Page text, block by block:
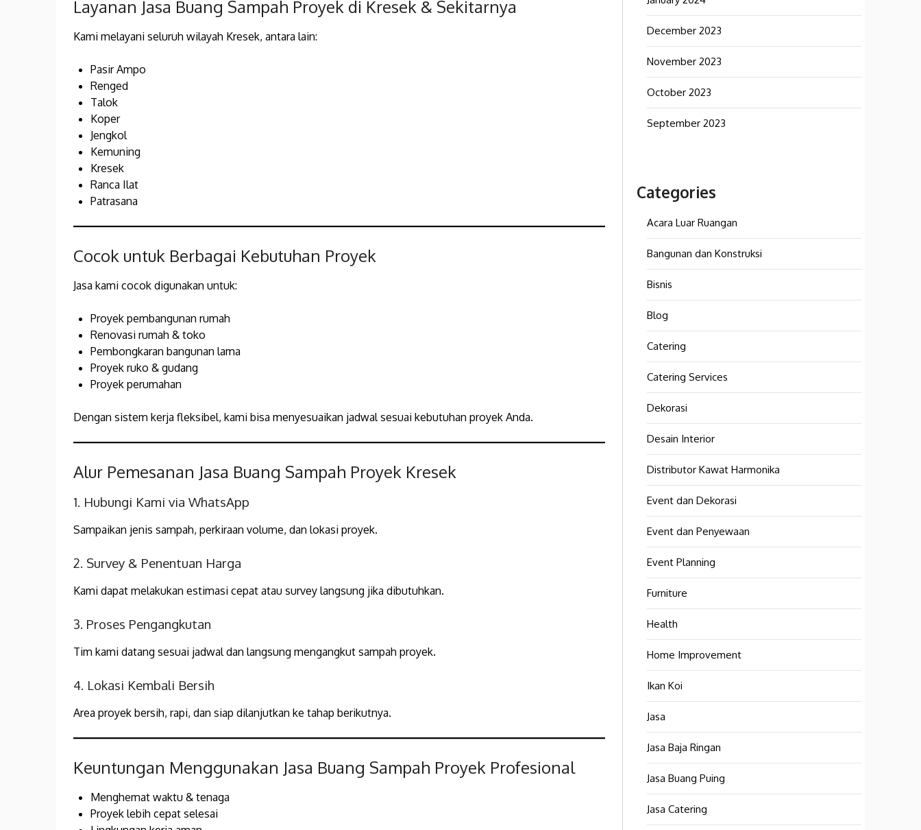
Layanan Jasa Buang Sampah Proyek di Kresek & Sekitarnya
Kami melayani seluruh wilayah Kresek, antara lain:
Pasir Ampo
Renged
Talok
Koper
Jengkol
Kemuning
Kresek
Ranca Ilat
Patrasana
Cocok untuk Berbagai Kebutuhan Proyek
Jasa kami cocok digunakan untuk:
Proyek pembangunan rumah
Renovasi rumah & toko
Pembongkaran bangunan lama
Proyek ruko & gudang
Proyek perumahan
Dengan sistem kerja fleksibel, kami bisa menyesuaikan jadwal sesuai kebutuhan proyek Anda.
Alur Pemesanan Jasa Buang Sampah Proyek Kresek
1. Hubungi Kami via WhatsApp
Sampaikan jenis sampah, perkiraan volume, dan lokasi proyek.
2. Survey & Penentuan Harga
Kami dapat melakukan estimasi cepat atau survey langsung jika dibutuhkan.
3. Proses Pengangkutan
Tim kami datang sesuai jadwal dan langsung mengangkut sampah proyek.
4. Lokasi Kembali Bersih
Area proyek bersih, rapi, dan siap dilanjutkan ke tahap berikutnya.
Keuntungan Menggunakan Jasa Buang Sampah Proyek Profesional
Menghemat waktu & tenaga
Proyek lebih cepat selesai
December 2023
November 2023
October 2023
September 2023
Categories
Acara Luar Ruangan
Bangunan dan Konstruksi
Bisnis
Blog
Catering
Catering Services
Dekorasi
Desain Interior
Distributor Kawat Harmonika
Event dan Dekorasi
Event dan Penyewaan
Event Planning
Furniture
Health
Home Improvement
Ikan Koi
Jasa
Jasa Baja Ringan
Jasa Buang Puing
Jasa Catering